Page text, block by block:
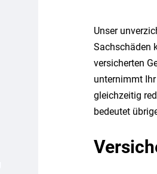
Unser
Sachschäden
versicherten
unternimmt
gleichzeitig
bedeutet